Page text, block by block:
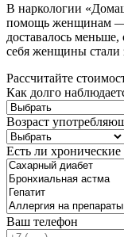
В наркологии
помощь женщинам —
доставалось
себя женщины стали
Рассчитайте
Как долго
Возраст
Есть ли хронические
Ваш телефон